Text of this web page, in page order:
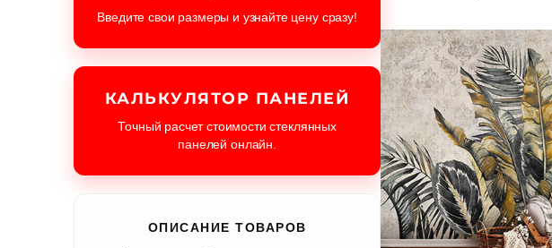
Введите свои размеры и узнайте цену сразу!
КАЛЬКУЛЯТОР ПАНЕЛЕЙ
Точный расчет стоимости стеклянных
панелей онлайн.
ОПИСАНИЕ ТОВАРОВ